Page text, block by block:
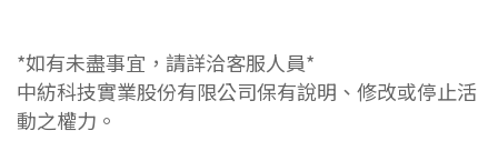
*如有未盡事宜，請詳洽客服人員*
中紡科技實業股份有限公司保有說明、修改或停止活
動之權力。